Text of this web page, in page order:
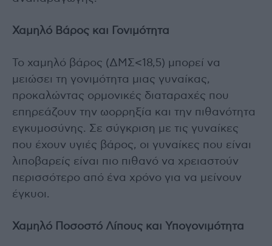
Χαμηλό Βάρος και Γονιμότητα
Το χαμηλό βάρος (ΔΜΣ<18,5) μπορεί να
μειώσει τη γονιμότητα μιας γυναίκας,
προκαλώντας ορμονικές διαταραχές που
επηρεάζουν την ωορρηξία και την πιθανότητα
εγκυμοσύνης. Σε σύγκριση με τις γυναίκες
που έχουν υγιές βάρος, οι γυναίκες που είναι
λιποβαρείς είναι πιο πιθανό να χρειαστούν
περισσότερο από ένα χρόνο για να μείνουν
έγκυοι.
Χαμηλό Ποσοστό Λίπους και Υπογονιμότητα